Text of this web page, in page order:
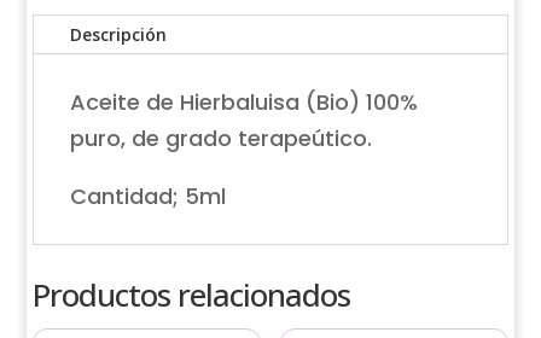
Descripción
Aceite de Hierbaluisa (Bio) 100%
puro, de grado terapeútico.
Cantidad; 5ml
Productos relacionados